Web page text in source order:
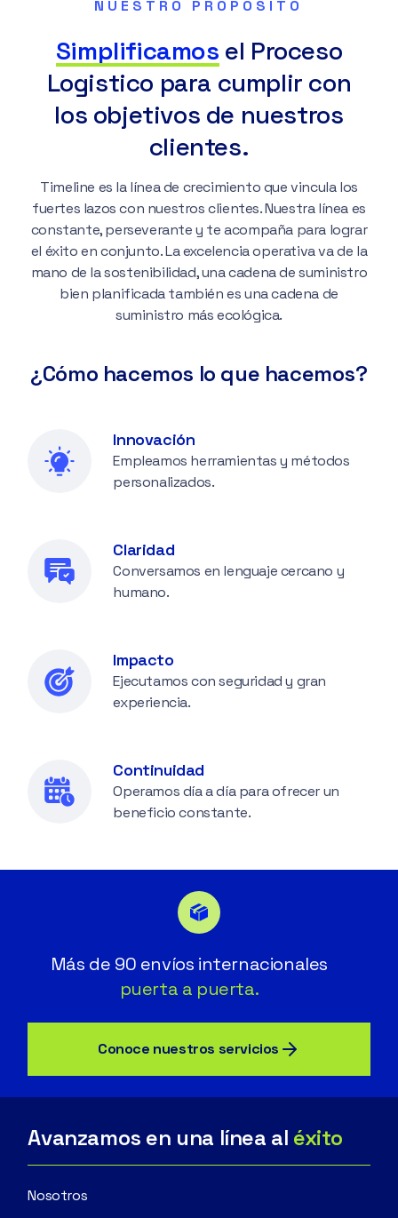
NUESTRO PROPÓSITO
Simplificamos el Proceso
Logistico para cumplir con
los objetivos de nuestros
clientes.
Timeline es la línea de crecimiento que vincula los
fuertes lazos con nuestros clientes. Nuestra línea es
constante, perseverante y te acompaña para lograr
el éxito en conjunto. La excelencia operativa va de la
mano de la sostenibilidad, una cadena de suministro
bien planificada también es una cadena de
suministro más ecológica.
¿Cómo hacemos lo que hacemos?
Innovación
Empleamos herramientas y métodos
personalizados.
Claridad
Conversamos en lenguaje cercano y
humano.
Impacto
Ejecutamos con seguridad y gran
experiencia.
Continuidad
Operamos día a día para ofrecer un
beneficio constante.
Más de 90 envíos internacionales
puerta a puerta.
Conoce nuestros servicios
Avanzamos en una línea al éxito
Nosotros